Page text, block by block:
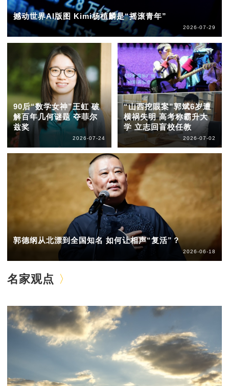
撼动世界AI版图 Kimi杨植麟是“摇滚青年”
2026-07-29
90后“数学女神”王虹 破
解百年几何谜题 夺菲尔
兹奖
2026-07-24
“山西挖眼案”郭斌6岁遭
横祸失明 高考称霸升大
学 立志回盲校任教
2026-07-02
郭德纲从北漂到全国知名 如何让相声“复活”？
2026-06-18
名家观点